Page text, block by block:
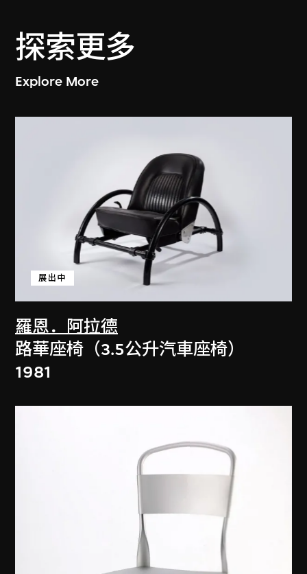
探索更多
Explore More
羅恩．阿拉德
展出中
路華座椅（3.5公升汽車座椅）
1981